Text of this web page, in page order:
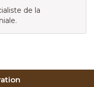
de la